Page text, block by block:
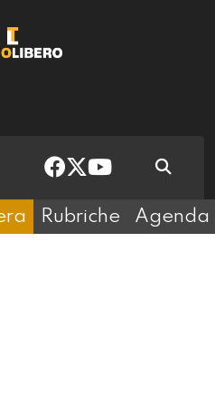
Rubriche Agenda